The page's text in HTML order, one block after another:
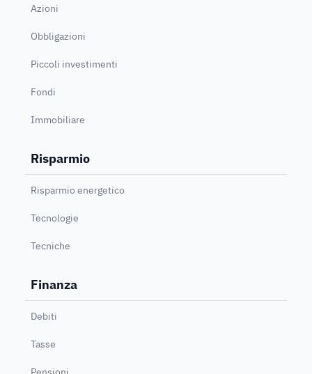
Azioni
Obbligazioni
Piccoli investimenti
Fondi
Immobiliare
Risparmio
Risparmio energetico
Tecnologie
Tecniche
Finanza
Debiti
Tasse